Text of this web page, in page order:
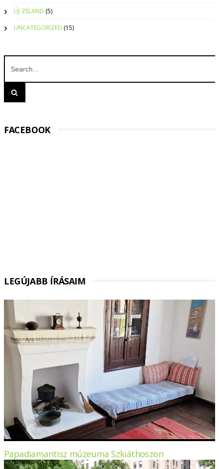
ÚJ-ZÉLAND (5)
UNCATEGORIZED (15)
FACEBOOK
LEGÚJABB ÍRÁSAIM
Papadiamantisz múzeuma Szkiáthoszon